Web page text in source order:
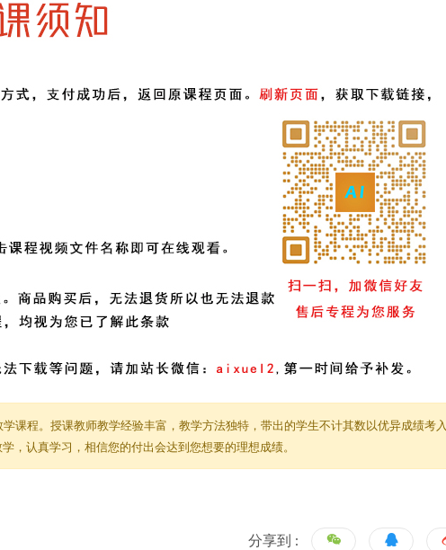
课程。授课教师教学经验丰富，教学方法独特，带出的学生不计其数以优异成绩考入
，认真学习，相信您的付出会达到您想要的理想成绩。
分享到 :